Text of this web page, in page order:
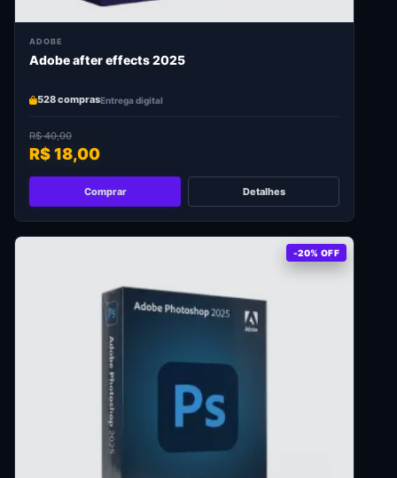
ADOBE
Adobe after effects 2025
528 comprasEntrega digital
R$ 40,00
R$ 18,00
Comprar Detalhes
-20% OFF